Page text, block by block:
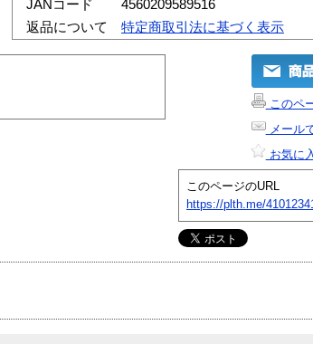
JANコード
4560209589516
返品について
特定商取引法に基づく表示
このペ
メール
お気に
このページのURL
https://plth.me/41012341